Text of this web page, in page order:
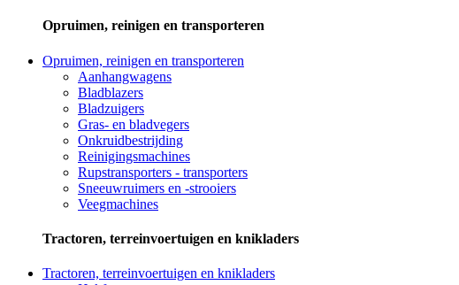
Opruimen, reinigen en transporteren
Opruimen, reinigen en transporteren
Aanhangwagens
Bladblazers
Bladzuigers
Gras- en bladvegers
Onkruidbestrijding
Reinigingsmachines
Rupstransporters - transporters
Sneeuwruimers en -strooiers
Veegmachines
Tractoren, terreinvoertuigen en knikladers
Tractoren, terreinvoertuigen en knikladers